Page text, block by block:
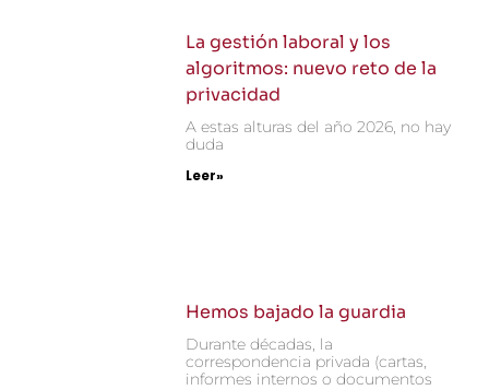
La gestión laboral y los
algoritmos: nuevo reto de la
privacidad
A estas alturas del año 2026, no hay
duda
Leer»
Hemos bajado la guardia
Durante décadas, la
correspondencia privada (cartas,
informes internos o documentos